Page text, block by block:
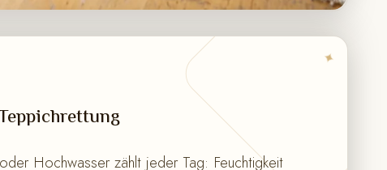
✦
Hochwasser zählt jeder Tag: Feuchtigkeit